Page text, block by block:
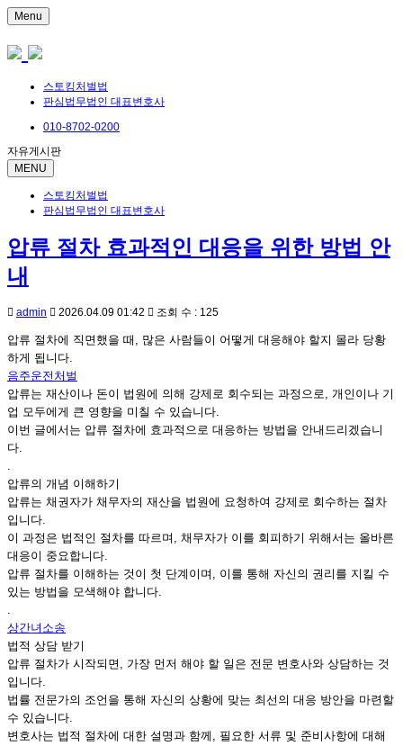
Menu
스토킹처벌법
판심법무법인 대표변호사
010-8702-0200
자유게시판
MENU
스토킹처벌법
판심법무법인 대표변호사
압류 절차 효과적인 대응을 위한 방법 안
내
admin 2026.04.09 01:42 조회 수 : 125
압류 절차에 직면했을 때, 많은 사람들이 어떻게 대응해야 할지 몰라 당황
하게 됩니다.
음주운전처벌
압류는 재산이나 돈이 법원에 의해 강제로 회수되는 과정으로, 개인이나 기
업 모두에게 큰 영향을 미칠 수 있습니다.
이번 글에서는 압류 절차에 효과적으로 대응하는 방법을 안내드리겠습니
다.
.
압류의 개념 이해하기
압류는 채권자가 채무자의 재산을 법원에 요청하여 강제로 회수하는 절차
입니다.
이 과정은 법적인 절차를 따르며, 채무자가 이를 회피하기 위해서는 올바른
대응이 중요합니다.
압류 절차를 이해하는 것이 첫 단계이며, 이를 통해 자신의 권리를 지킬 수
있는 방법을 모색해야 합니다.
.
상간녀소송
법적 상담 받기
압류 절차가 시작되면, 가장 먼저 해야 할 일은 전문 변호사와 상담하는 것
입니다.
법률 전문가의 조언을 통해 자신의 상황에 맞는 최선의 대응 방안을 마련할
수 있습니다.
변호사는 법적 절차에 대한 설명과 함께, 필요한 서류 및 준비사항에 대해